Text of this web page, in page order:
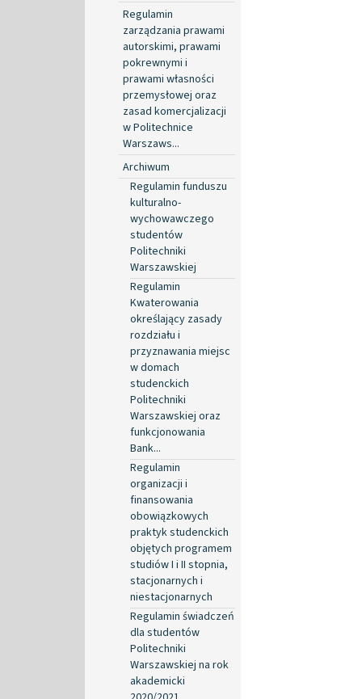
Regulamin
zarządzania prawami
autorskimi, prawami
pokrewnymi i
prawami własności
przemysłowej oraz
zasad komercjalizacji
w Politechnice
Warszaws...
Archiwum
Regulamin funduszu
kulturalno-
wychowawczego
studentów
Politechniki
Warszawskiej
Regulamin
Kwaterowania
określający zasady
rozdziału i
przyznawania miejsc
w domach
studenckich
Politechniki
Warszawskiej oraz
funkcjonowania
Bank...
Regulamin
organizacji i
finansowania
obowiązkowych
praktyk studenckich
objętych programem
studiów I i II stopnia,
stacjonarnych i
niestacjonarnych
Regulamin świadczeń
dla studentów
Politechniki
Warszawskiej na rok
akademicki